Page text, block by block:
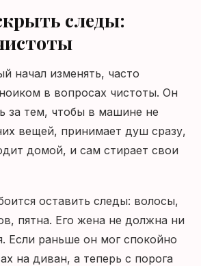
следы:
начал изменять, часто
в вопросах чистоты. Он
за тем, чтобы в машине не
вещей, принимает душ сразу,
домой, и сам стирает свои
оставить следы: волосы,
пятна. Его жена не должна ни
Если раньше он мог спокойно
на диван, а теперь с порога